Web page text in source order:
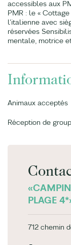
accessibles aux
PMR : le «
l'italienne avec
réservées
mentale, motrice
Animaux acceptés
Réception de
PLAGE
712 chemin